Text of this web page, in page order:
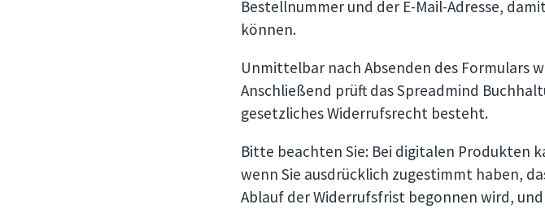
Bestellnummer und der E-Mail-Adresse,
können.
Unmittelbar nach Absenden des Formulars
Anschließend prüft das Spreadmind
gesetzliches Widerrufsrecht besteht.
Bitte beachten Sie: Bei digitalen Produkten
wenn Sie ausdrücklich zugestimmt haben,
Ablauf der Widerrufsfrist begonnen wird,